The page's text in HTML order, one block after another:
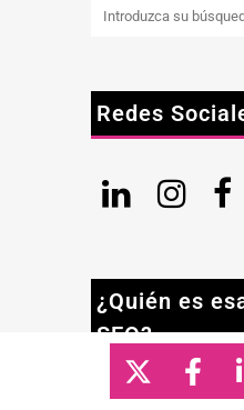
Redes
¿Quién es
SEO?
Me llamo Lucía